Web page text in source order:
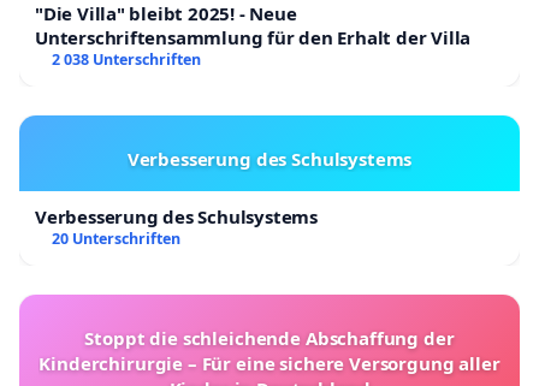
"Die Villa" bleibt 2025! - Neue
Unterschriftensammlung für den Erhalt der Villa
2 038 Unterschriften
Verbesserung des Schulsystems
Verbesserung des Schulsystems
20 Unterschriften
Stoppt die schleichende Abschaffung der
Kinderchirurgie – Für eine sichere Versorgung aller